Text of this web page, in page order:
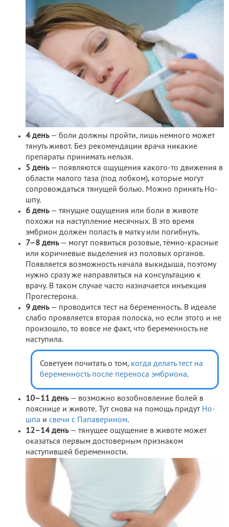
4 день— боли должны пройти, лишь немного может
тянуть живот. Без рекомендации врача никакие
препараты принимать нельзя.
5 день— появляются ощущения какого-то движения в
области малого таза (под лобком), которые могут
сопровождаться тянущей болью. Можно принять Но-
шпу.
6 день— тянущие ощущения или боли в животе
похожи на наступление месячных. В это время
эмбрион должен попасть в матку или погибнуть.
7–8 день— могут появиться розовые, тёмно-красные
или коричневые выделения из половых органов.
Появляется возможность начала выкидыша, поэтому
нужно сразу же направляться на консультацию к
врачу. В таком случае часто назначается инъекция
Прогестерона.
9 день— проводится тест на беременность. В идеале
слабо проявляется вторая полоска, но если этого и не
произошло, то вовсе не факт, что беременность не
наступила.
Советуем почитать о том, когда делать тест на
беременность после переноса эмбриона.
10–11 день— возможно возобновление болей в
пояснице и животе. Тут снова на помощь придут Но-
шпа и свечи с Папаверином.
12–14 день— тянущее ощущение в животе может
оказаться первым достоверным признаком
наступившей беременности.